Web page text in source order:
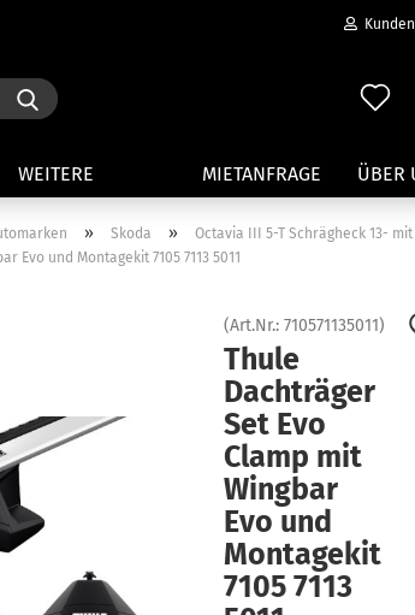
Passwort vergessen?
MIETANFRAGE ÜBER
WEITERE
Kajak und Kanuträger
Träger für Surfbretter
Zubehör für Wassersportträger
» Skoda » Octavia III 5-T Schrägheck 13-
Evo und Montagekit 7105 7113 5011
(Art.Nr.:710571135011)
Thule
Dachträger
Set Evo
Clamp mit
Wingbar
Evo und
Montagekit
7105 7113